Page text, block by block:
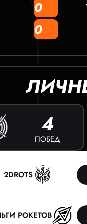
0
0
4
ПОБЕД
2DROTS
РОКЕТОВ